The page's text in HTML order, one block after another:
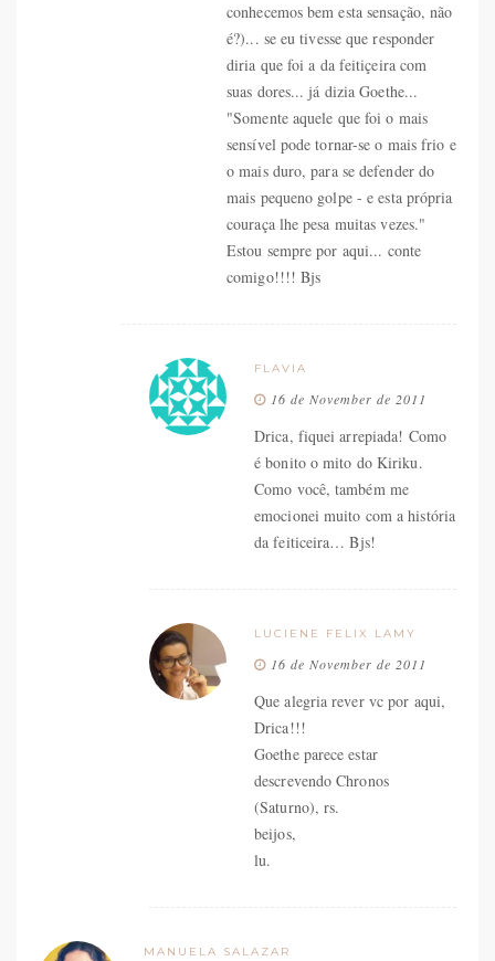
conhecemos bem esta sensação, não
é?)... se eu tivesse que responder
diria que foi a da feitiçeira com
suas dores... já dizia Goethe...
"Somente aquele que foi o mais
sensível pode tornar-se o mais frio e
o mais duro, para se defender do
mais pequeno golpe - e esta própria
couraça lhe pesa muitas vezes."
Estou sempre por aqui... conte
comigo!!!! Bjs
FLAVIA
16 de November de 2011
Drica, fiquei arrepiada! Como
é bonito o mito do Kiriku.
Como você, também me
emocionei muito com a história
da feiticeira… Bjs!
LUCIENE FELIX LAMY
16 de November de 2011
Que alegria rever vc por aqui,
Drica!!!
Goethe parece estar
descrevendo Chronos
(Saturno), rs.
beijos,
lu.
MANUELA SALAZAR